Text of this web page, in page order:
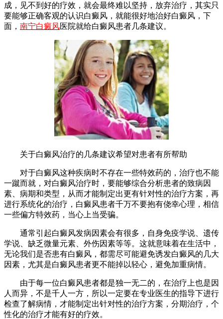
成，见不到好的疗效，就会最终难以坚持，放弃治疗，其实只
要能够正确客观的认识白癜风，就能很好地治好白癜风，下
面， 南宁白癜风医院就给白癜风患者几条建议。
关于白癜风治疗的几条建议希望对患者有所帮助
对于白癜风这种疾病时不存在一些特效药的，治疗也不能
一蹴而就，对白癜风治疗时，要能够综合分析患者的致病因
素、病期和类型，从而才能制定出更有针对性的治疗方案，再
进行系统化的治疗，白癜风患者千万不要抱有侥幸心理，相信
一些偏方特效药，当心上当受骗。
通常引起白癜风发病因素会有很多，自身免疫学说、遗传
学说、缺乏微量元素、外伤因素等等。这就意味着在生活中，
无论我们是否患有白癜风，都需尽可能避免诱发白癜风的几大
因素，尤其是白癜风患者更不能掉以轻心，避免加重病情。
由于每一位白癜风患者都是独一无二的，在治疗上也是因
人而异，不是千人一方，所以一定要在专业医生的指导下进行
检查了解病情，才能制定出针对性的治疗方案，分期治疗，个
性化的治疗才能有好的疗效。